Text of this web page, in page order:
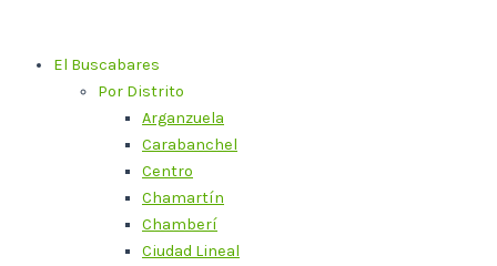
contenidoEl Buscabares
Por Distrito
Arganzuela
Carabanchel
Centro
Chamartín
Chamberí
Ciudad Lineal